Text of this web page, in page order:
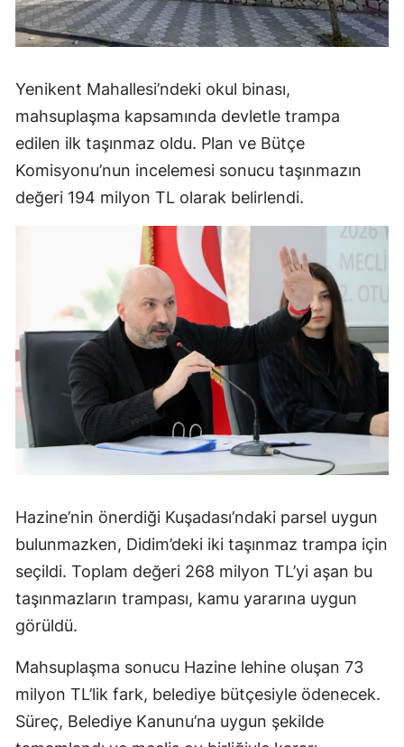
Yenikent Mahallesi’ndeki okul binası,
mahsuplaşma kapsamında devletle trampa
edilen ilk taşınmaz oldu. Plan ve Bütçe
Komisyonu’nun incelemesi sonucu taşınmazın
değeri 194 milyon TL olarak belirlendi.
Hazine’nin önerdiği Kuşadası’ndaki parsel uygun
bulunmazken, Didim’deki iki taşınmaz trampa için
seçildi. Toplam değeri 268 milyon TL’yi aşan bu
taşınmazların trampası, kamu yararına uygun
görüldü.
Mahsuplaşma sonucu Hazine lehine oluşan 73
milyon TL’lik fark, belediye bütçesiyle ödenecek.
Süreç, Belediye Kanunu’na uygun şekilde